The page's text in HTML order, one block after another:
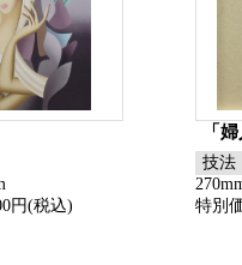
円(税込)
「
技法
特別